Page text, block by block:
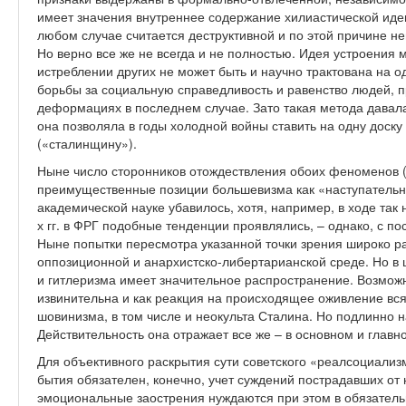
имеет значения внутреннее содержание хилиастической
любом случае считается деструктивной и по этой причине
Но верно все же не всегда и не полностью. Идея устроения
истреблении других не может быть и научно трактована на
борьбы за социальную справедливость и равенство людей,
деформациях в последнем случае. Зато такая метода
она позволяла в годы холодной войны ставить на одну
(«сталинщину»).
Ныне число сторонников отождествления обоих
преимущественные позиции большевизма как
академической науке убавилось, хотя, например, в ходе
х гг. в ФРГ подобные тенденции проявлялись, – однако, с
Ныне попытки пересмотра указанной точки зрения широко
оппозиционной и анархистско-либертарианской среде. Но
и гитлеризма имеет значительное распространение.
извинительна и как реакция на происходящее оживление
шовинизма, в том числе и неокульта Сталина. Но подлинно
Действительность она отражает все же – в основном и
Для объективного раскрытия сути советского
бытия обязателен, конечно, учет суждений пострадавших от
эмоциональные заострения нуждаются при этом в